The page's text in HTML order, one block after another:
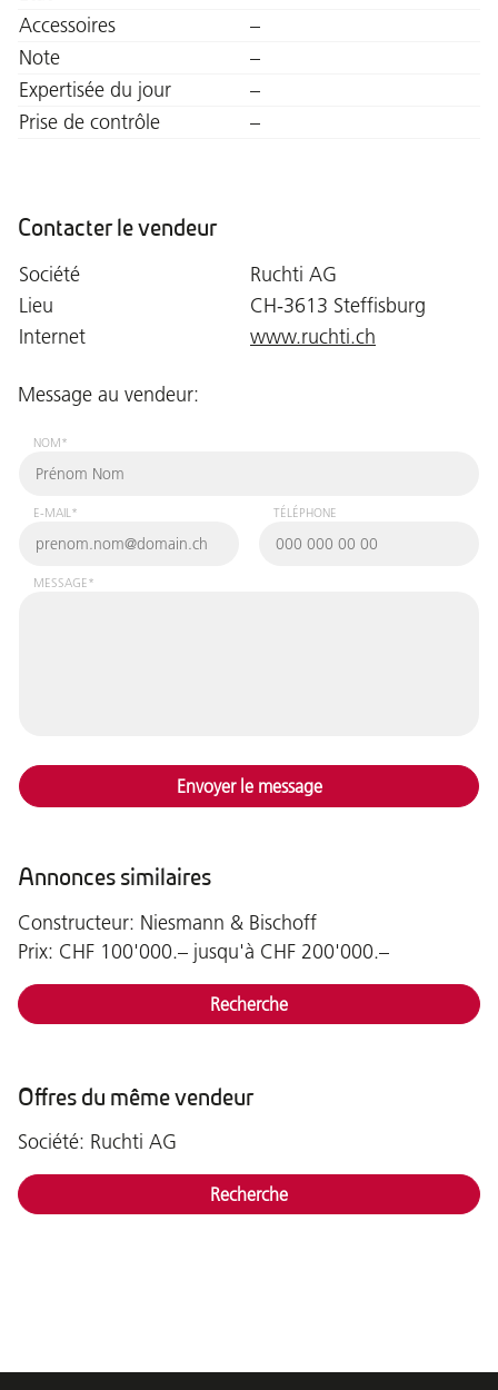
Accessoires
–
Note
–
Expertisée du jour
–
Prise de contrôle
–
Contacter le vendeur
Société
Ruchti AG
Lieu
CH-3613 Steffisburg
Internet
www.ruchti.ch
Message au vendeur:
NOM*
E-MAIL* TÉLÉPHONE
MESSAGE*
Envoyer le message
Annonces similaires
Constructeur: Niesmann & Bischoff
Prix: CHF 100'000.– jusqu'à CHF 200'000.–
Recherche
Offres du même vendeur
Société: Ruchti AG
Recherche